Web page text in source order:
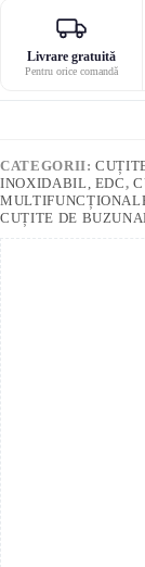
Livrare gratuită
Pentru orice comandă
CATEGORII:
INOXIDABIL, EDC,
CUȚITE DE